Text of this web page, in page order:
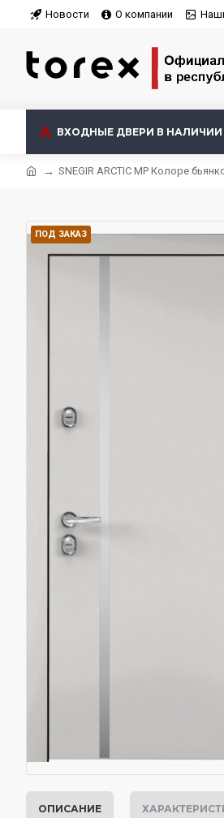
Новости О компании
ВХОДНЫЕ ДВЕРИ В НАЛИЧИИ
SNEGIR ARCTIC MP Колоре
ПОД ЗАКАЗ
ОПИСАНИЕ